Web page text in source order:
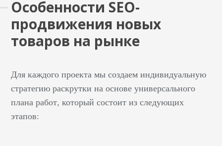
Особенности SEO-
продвижения новых
товаров на рынке
Для каждого проекта мы создаем индивидуальную
стратегию раскрутки на основе универсального
плана работ, который состоит из следующих
этапов: